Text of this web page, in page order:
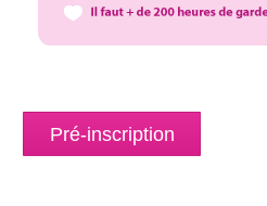
Pré-inscription